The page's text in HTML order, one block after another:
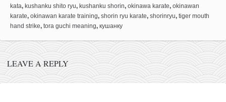
бесплатна е-књига
термини тренинга
моја прича
моја прича
фотке
kata, kushanku shito ryu, kushanku shorin, okinawa karate, okinawan
karate, okinawan karate training, shorin ryu karate, shorinryu, tiger mouth
hand strike, tora guchi meaning, кушанку
LEAVE A REPLY